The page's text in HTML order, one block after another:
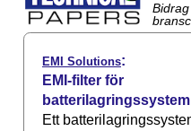
EMI Solutions:
EMI-filter för
batterilagringssystem
Ett